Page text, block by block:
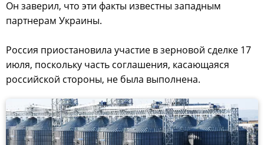
Он заверил, что эти факты известны западным
партнерам Украины.
Россия приостановила участие в зерновой сделке 17
июля, поскольку часть соглашения, касающаяся
российской стороны, не была выполнена.